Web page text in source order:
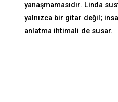
yanaşmamasıdır. Linda
yalnızca bir gitar değil;
anlatma ihtimali de susar.